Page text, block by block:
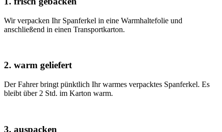
Wir verpacken Ihr Spanferkel in eine Warmhaltefolie und
anschließend in einen Transportkarton.
2. warm geliefert
Der Fahrer bringt pünktlich Ihr warmes verpacktes Spanferkel. Es
bleibt über 2 Std. im Karton warm.
3. auspacken